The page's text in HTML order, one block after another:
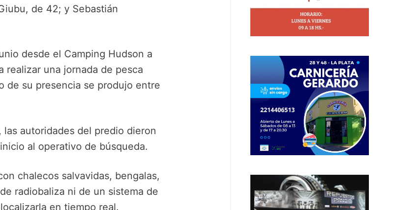
de 42; y Sebastián
desde el Camping Hudson a
realizar una jornada de pesca
de su presencia se produjo entre
autoridades del predio dieron
al operativo de búsqueda.
chalecos salvavidas, bengalas,
radiobaliza ni de un sistema de
en tiempo real.